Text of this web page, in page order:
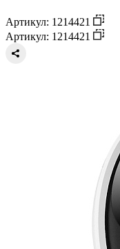
Артикул: 1214421
Артикул: 1214421